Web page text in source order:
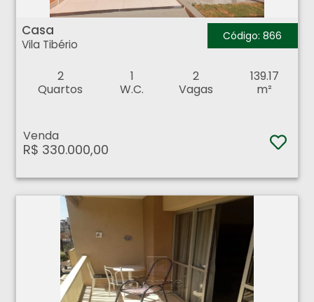
Casa - Vila Tibério - Ribeirão Preto
Casa
Vila Tibério
Código: 866
2
Quartos
1
W.C.
2
Vagas
139.17
m²
Venda
R$ 330.000,00